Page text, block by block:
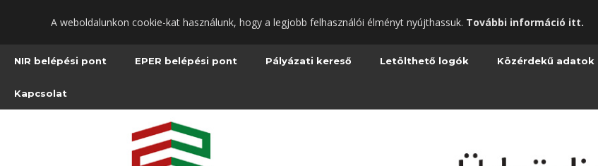
tartalomra
A weboldalunkon cookie-kat használunk, hogy a legjobb felhasználói élményt nyújthassuk. További információ itt.
NIR belépési pont EPER belépési pont Pályázati kereső Letölthető logók Közérdekű adatok
Kapcsolat